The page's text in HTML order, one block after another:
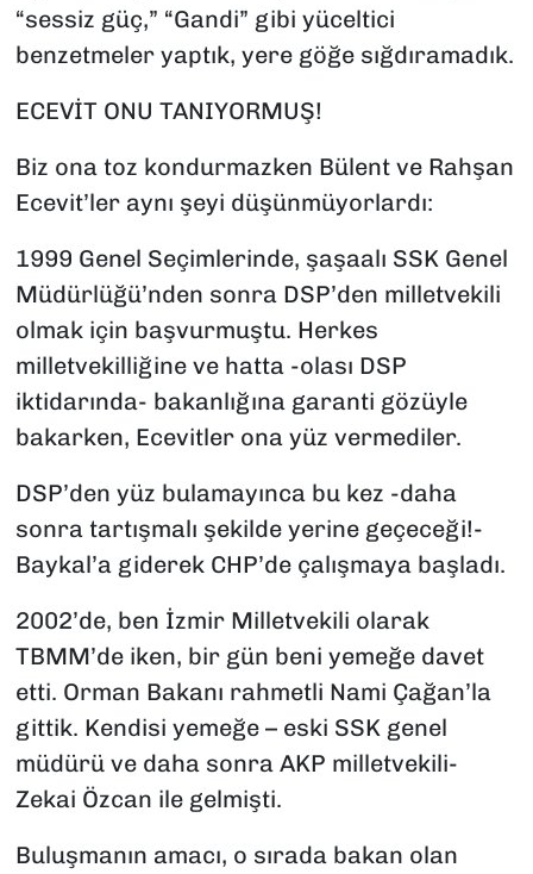
“sessiz güç,” “Gandi” gibi yüceltici
benzetmeler yaptık, yere göğe sığdıramadık.
ECEVİT ONU TANIYORMUŞ!
Biz ona toz kondurmazken Bülent ve Rahşan
Ecevit’ler aynı şeyi düşünmüyorlardı:
1999 Genel Seçimlerinde, şaşaalı SSK Genel
Müdürlüğü’nden sonra DSP’den milletvekili
olmak için başvurmuştu. Herkes
milletvekilliğine ve hatta -olası DSP
iktidarında- bakanlığına garanti gözüyle
bakarken, Ecevitler ona yüz vermediler.
DSP’den yüz bulamayınca bu kez -daha
sonra tartışmalı şekilde yerine geçeceği!-
Baykal’a giderek CHP’de çalışmaya başladı.
2002’de, ben İzmir Milletvekili olarak
TBMM’de iken, bir gün beni yemeğe davet
etti. Orman Bakanı rahmetli Nami Çağan’la
gittik. Kendisi yemeğe – eski SSK genel
müdürü ve daha sonra AKP milletvekili-
Zekai Özcan ile gelmişti.
Buluşmanın amacı, o sırada bakan olan